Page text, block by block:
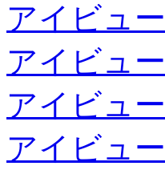
アイビュ
アイビュ
アイビュ
アイビュ